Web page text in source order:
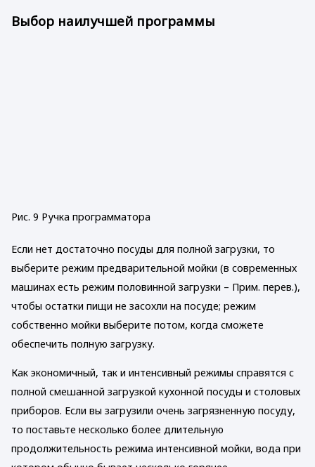
Выбор наилучшей программы
Рис. 9 Ручка программатора
Если нет достаточно посуды для полной загрузки, то
выберите режим предварительной мойки (в современных
машинах есть режим половинной загрузки – Прим. перев.),
чтобы остатки пищи не засохли на посуде; режим
собственно мойки выберите потом, когда сможете
обеспечить полную загрузку.
Как экономичный, так и интенсивный режимы справятся с
полной смешанной загрузкой кухонной посуды и столовых
приборов. Если вы загрузили очень загрязненную посуду,
то поставьте несколько более длительную
продолжительность режима интенсивной мойки, вода при